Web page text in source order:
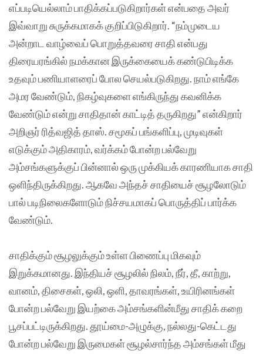
எப்படியெல்லாம் பாதிக்கப்படுகிறார்கள் என்பதை அவர்
இவ்வாறு சுருக்கமாகக் குறிப்பிடுகிறார். “நம்முடைய
அன்றாட வாழ்வைப் பொறுத்தவரை சாதி என்பது
திரையரங்கில் நமக்கான இருக்கையைக் கண்டுபிடிக்க
உதவும் பணியாளரைப் போல செயல்படுகிறது. நாம் எங்கே
அமர வேண்டும், நிகழ்வுகளை எங்கிருந்து கவனிக்க
வேண்டும் என்று சாதிதான் காட்டித் தருகிறது” என்கிறார்
அறிஞர் ரித்வஜித் தாஸ். சமூகப் பங்களிப்பு, முடிவுகள்
எடுக்கும் அதிகாரம், வர்க்கம் போன்ற பல்வேறு
அம்சங்களுக்குப் பின்னால் ஒரு முக்கியக் காரணியாக சாதி
ஒளிந்திருக்கிறது. ஆகவே அந்தச் சாதியைச் சூழலோடும்
பால் படிநிலைகளோடும் நிச்சயமாகப் பொருத்திப் பார்க்க
வேண்டும்.
சாதிக்கும் சூழலுக்கும் உள்ள பிணைப்பு மிகவும்
இறுக்கமானது. இந்தியச் சூழலில் நிலம், நீர், தீ, காற்று,
வானம், திசைகள், ஒலி, ஒளி, தாவரங்கள், உயிரினங்கள்
போன்ற பல்வேறு இயற்கை அம்சங்களின்மீது சாதிக் கறை
பூசப்பட்டிருக்கிறது. தூய்மை-அழுக்கு, நல்லது-கெட்டது
போன்ற பல்வேறு இருமைகள் சூழல்சார்ந்த அம்சங்கள் மீது